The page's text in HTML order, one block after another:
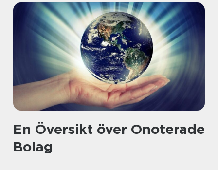
En Översikt över Onoterade
Bolag